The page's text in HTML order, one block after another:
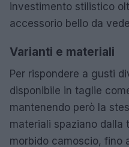
investimento stilistico
accessorio bello da
Varianti e materiali
Per rispondere a gusti
disponibile in taglie
mantenendo però la
materiali spaziano dalla
morbido camoscio, fino